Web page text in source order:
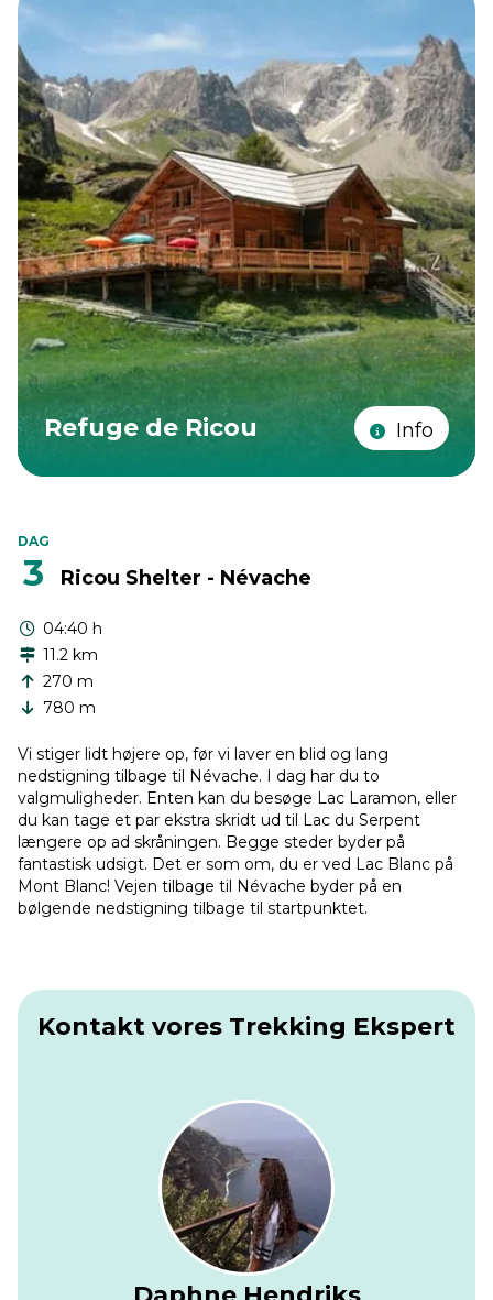
Refuge de Ricou Info
DAG
3 Ricou Shelter - Névache
04:40 h
11.2 km
270 m
780 m
Vi stiger lidt højere op, før vi laver en blid og lang
nedstigning tilbage til Névache. I dag har du to
valgmuligheder. Enten kan du besøge Lac Laramon, eller
du kan tage et par ekstra skridt ud til Lac du Serpent
længere op ad skråningen. Begge steder byder på
fantastisk udsigt. Det er som om, du er ved Lac Blanc på
Mont Blanc! Vejen tilbage til Névache byder på en
bølgende nedstigning tilbage til startpunktet.
Kontakt vores Trekking Ekspert